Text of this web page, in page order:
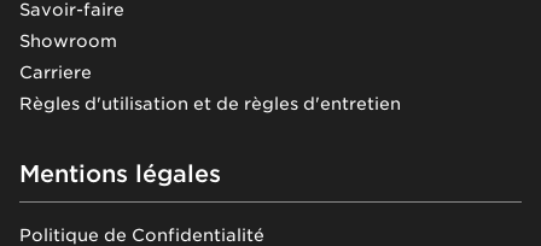
Savoir-faire
Showroom
Carriere
Règles d'utilisation et de règles d'entretien
Mentions légales
Politique de Confidentialité